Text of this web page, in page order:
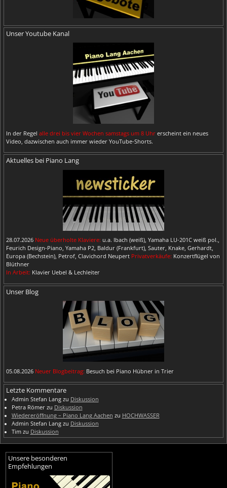
Unser Youtube Kanal
In der Regel alle drei bis vier Wochen samstags um 8 Uhr erscheint ein neues
Video, dazwischen auch immer wieder YouTube-Shorts.
Aktuelles bei Piano Lang
28.07.2026 Neue überholte Klaviere: u.a. Ibach (weiß), Yamaha LU-201C weiß pol.,
Feurich Design-Piano, Yamaha P2, Baldur (Frankfurt), Sauter, Knake, Gerhardt,
Europa (Bechstein), Petrof, Clavichord Neupert Privatverkäufe: Konzertflügel von
Blüthner
In Arbeit: Klavier Uebel & Lechleiter
Unser Blog
05.08.2026 Neuer Blogbeitrag: Besuch bei Piano Hübner in Trier
Letzte Kommentare
Admin Stefan Langzu Diskussion
Petra Römerzu Diskussion
Wiedereröffnung – Piano Lang Aachen zu HOCHWASSER
Admin Stefan Langzu Diskussion
Timzu Diskussion
Unsere besonderen
Empfehlungen